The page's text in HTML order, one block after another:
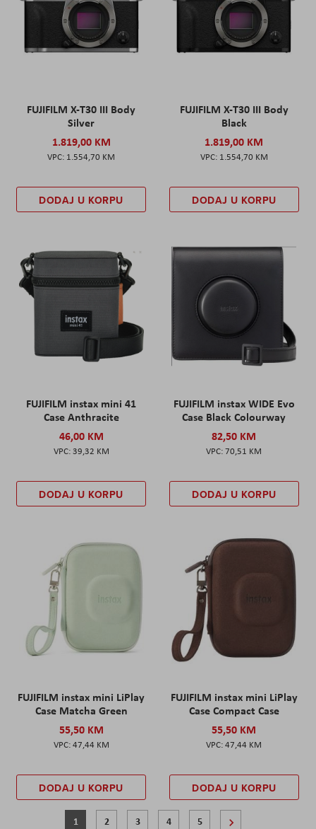
FUJIFILM X-T30 III Body
Silver
1.819,00 KM
1.554,70 KM
DODAJ U KORPU
FUJIFILM X-T30 III Body
Black
1.819,00 KM
1.554,70 KM
DODAJ U KORPU
FUJIFILM instax mini 41
Case Anthracite
46,00 KM
39,32 KM
DODAJ U KORPU
FUJIFILM instax WIDE Evo
Case Black Colourway
82,50 KM
70,51 KM
DODAJ U KORPU
FUJIFILM instax mini LiPlay
Case Matcha Green
55,50 KM
47,44 KM
DODAJ U KORPU
FUJIFILM instax mini LiPlay
Case Compact Case
55,50 KM
47,44 KM
DODAJ U KORPU
Stranica
Trenutno pregledavate stranicu
1 Stranica
2 Stranica
3 Stranica
4 Stranica
5